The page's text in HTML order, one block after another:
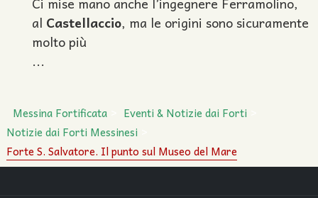
al Castellaccio, ma le origini sono sicuramente
molto più
...
Messina Fortificata
Eventi & Notizie dai Forti
Notizie dai Forti Messinesi
Forte S. Salvatore. Il punto sul Museo del Mare